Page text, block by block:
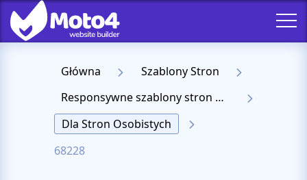
Główna
Szablony Stron
Responsywne szablony stron docelowych
Dla Stron Osobistych
68228